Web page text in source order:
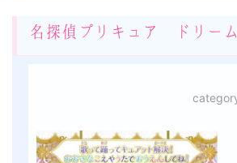
名探偵プリキュア ドリー